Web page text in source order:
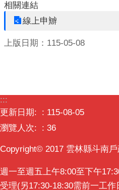
主
題
區
相
連
相關連結
線上申辧
上版日期：115-05-08
:::
更新日期:
115-08-05
瀏覽人次:
36
Copyright© 2017 雲林縣斗南
週一至週五上午8:00至下午
受理(另17:30-18:30需前一工